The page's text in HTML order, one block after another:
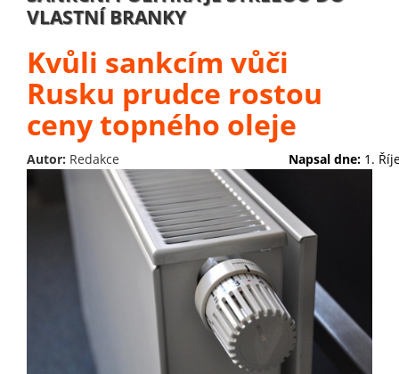
VLASTNÍ BRANKY
Kvůli sankcím vůči
Rusku prudce rostou
ceny topného oleje
Autor: Redakce Napsal dne: 1.